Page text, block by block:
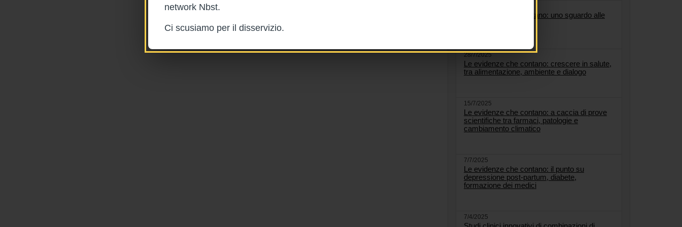
network Nbst.
Ci scusiamo per il disservizio.
Le evidenze che contano: uno sguardo alle
28/7/2025
Le evidenze che contano: crescere in salute,
tra alimentazione, ambiente e dialogo
15/7/2025
Le evidenze che contano: a caccia di prove
scientifiche tra farmaci, patologie e
cambiamento climatico
7/7/2025
Le evidenze che contano: il punto su
depressione post-partum, diabete,
formazione dei medici
7/4/2025